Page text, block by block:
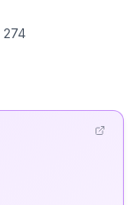
274